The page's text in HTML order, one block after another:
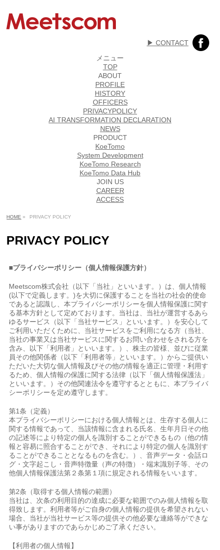
▶︎ CONTACT
メニュー
TOP
ABOUT
PROFILE
HISTORY
OFFICERS
PRIVACYPOLICY
AI TRANSFORMATION DECLARATION
NEWS
PRODUCT
KoeTomo
System Development
KoeTomo Research
KoeTomo Data Hub
JOIN US
CAREER
ACCESS
HOME » PRIVACY POLICY
PRIVACY POLICY
■プライバシーポリシー（個人情報保護方針）
Meetscom株式会社（以下「当社」といいます。）は、個人情報
(以下で定義します。)を大切に保護することを当社の社会的使命
であると認識し、本プライバシーポリシーを個人情報保護に関す
る基本方針として定めております。当社は、当社が運営するあら
ゆるサービス（以下「当社サービス」といいます。）を安心して
ご利用いただくために、当社サービスをご利用になる方（当社、
当社の事業又は当社サービスに関するお問い合わせをされる方を
含み、以下「利用者」といいます。）、株主の皆様、並びに従業
員その他関係者（以下「利用者等」といいます。）からご提供い
ただいた大切な個人情報及びその他の情報を適正に管理・利用す
るため、個人情報の保護に関する法律（以下「個人情報保護法」
といいます。）その他関連法令を遵守するとともに、本プライバ
シーポリシーを定め遵守します。
第1条（定義）
本プライバシーポリシーにおける個人情報とは、生存する個人に
関する情報であって、当該情報に含まれる氏名、生年月日その他
の記述等により特定の個人を識別することができるもの（他の情
報と容易に照合することができ、それにより特定の個人を識別す
ることができることとなるものを含む。）、音声データ・会話ロ
グ・文字起こし・音声特徴量（声の特徴）・端末識別子等、その
他個人情報保護法第２条第１項に規定される情報をいいます。
第2条（取得する個人情報の範囲）
当社は、次条の利用目的の達成に必要な範囲でのみ個人情報を取
得致します。利用者等がご自身の個人情報の提供を希望されない
場合、当社が当社サービス等の提供その他必要な連絡等ができな
い事がありますのであらかじめご了承ください。
【利用者の個人情報】